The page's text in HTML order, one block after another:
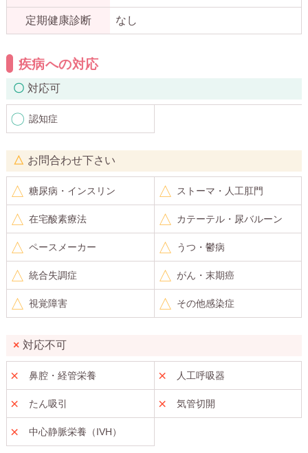
定期健康診断 なし
疾病への対応
対応可
認知症
お問合わせ下さい
糖尿病・インスリン ストーマ・人工肛門
在宅酸素療法 カテーテル・尿バルーン
ペースメーカー うつ・鬱病
統合失調症 がん・末期癌
視覚障害 その他感染症
対応不可
鼻腔・経管栄養 人工呼吸器
たん吸引 気管切開
中心静脈栄養（IVH）